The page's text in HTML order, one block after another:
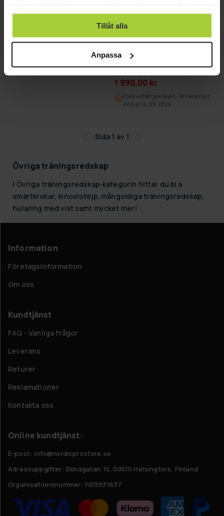
använt deras tjänster.
Tillåt alla
Anpassa
Eco Body Träningsgummiband, light
199,00 kr
1 990,00 kr
Förbeställ produkt - leveranser
börjar 14.09.2026
Sida 1 av 1
Övriga träningsredskap
I Övriga träningsredskap-kategorin hittar du bl a
smärtkrokar, kinosiotejp, mångsidiga träningsredskap,
hularing med vikt samt mycket mer!
Information
Företagsinformation
Om oss
Kundtjänst
FAQ - Vanliga frågor
Leverans
Returer
Reklamationer
Kontakta oss
Online kundtjänst:
E-post: info@nordicprostore.se
Adressuppgifter: Elimägatan 15, 00510 Helsingfors, Finland
Organisationsnummer: FI09931637